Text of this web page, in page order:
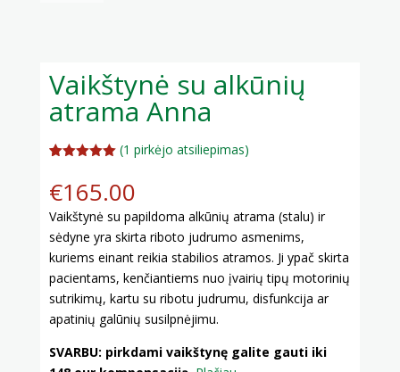
Vaikštynė su alkūnių
atrama Anna
(viso
(1 pirkėjo atsiliepimas)
€165.00
Vaikštynė su papildoma alkūnių atrama (stalu) ir
sėdyne yra skirta riboto judrumo asmenims,
kuriems einant reikia stabilios atramos. Ji ypač skirta
pacientams, kenčiantiems nuo įvairių tipų motorinių
sutrikimų, kartu su ribotu judrumu, disfunkcija ar
apatinių galūnių susilpnėjimu.
SVARBU: pirkdami vaikštynę galite gauti iki